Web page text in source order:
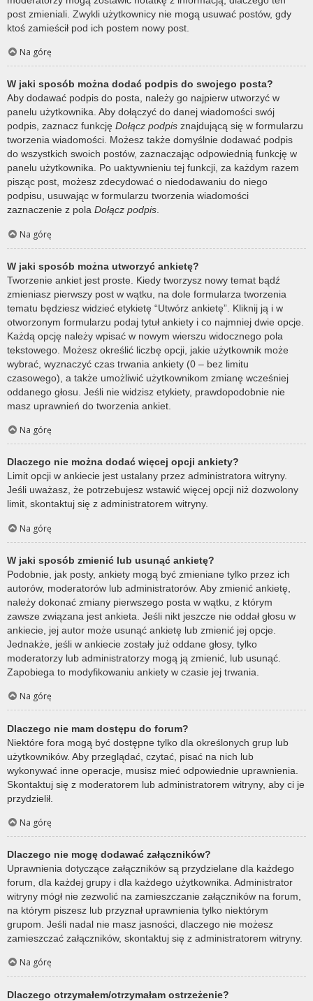
post zmieniali. Zwykli użytkownicy nie mogą usuwać postów, gdy
ktoś zamieścił pod ich postem nowy post.
Na górę
W jaki sposób można dodać podpis do swojego posta?
Aby dodawać podpis do posta, należy go najpierw utworzyć w
panelu użytkownika. Aby dołączyć do danej wiadomości swój
podpis, zaznacz funkcję Dołącz podpis znajdującą się w formularzu
tworzenia wiadomości. Możesz także domyślnie dodawać podpis
do wszystkich swoich postów, zaznaczając odpowiednią funkcję w
panelu użytkownika. Po uaktywnieniu tej funkcji, za każdym razem
pisząc post, możesz zdecydować o niedodawaniu do niego
podpisu, usuwając w formularzu tworzenia wiadomości
zaznaczenie z pola Dołącz podpis.
Na górę
W jaki sposób można utworzyć ankietę?
Tworzenie ankiet jest proste. Kiedy tworzysz nowy temat bądź
zmieniasz pierwszy post w wątku, na dole formularza tworzenia
tematu będziesz widzieć etykietę “Utwórz ankietę”. Kliknij ją i w
otworzonym formularzu podaj tytuł ankiety i co najmniej dwie opcje.
Każdą opcję należy wpisać w nowym wierszu widocznego pola
tekstowego. Możesz określić liczbę opcji, jakie użytkownik może
wybrać, wyznaczyć czas trwania ankiety (0 – bez limitu
czasowego), a także umożliwić użytkownikom zmianę wcześniej
oddanego głosu. Jeśli nie widzisz etykiety, prawdopodobnie nie
masz uprawnień do tworzenia ankiet.
Na górę
Dlaczego nie można dodać więcej opcji ankiety?
Limit opcji w ankiecie jest ustalany przez administratora witryny.
Jeśli uważasz, że potrzebujesz wstawić więcej opcji niż dozwolony
limit, skontaktuj się z administratorem witryny.
Na górę
W jaki sposób zmienić lub usunąć ankietę?
Podobnie, jak posty, ankiety mogą być zmieniane tylko przez ich
autorów, moderatorów lub administratorów. Aby zmienić ankietę,
należy dokonać zmiany pierwszego posta w wątku, z którym
zawsze związana jest ankieta. Jeśli nikt jeszcze nie oddał głosu w
ankiecie, jej autor może usunąć ankietę lub zmienić jej opcje.
Jednakże, jeśli w ankiecie zostały już oddane głosy, tylko
moderatorzy lub administratorzy mogą ją zmienić, lub usunąć.
Zapobiega to modyfikowaniu ankiety w czasie jej trwania.
Na górę
Dlaczego nie mam dostępu do forum?
Niektóre fora mogą być dostępne tylko dla określonych grup lub
użytkowników. Aby przeglądać, czytać, pisać na nich lub
wykonywać inne operacje, musisz mieć odpowiednie uprawnienia.
Skontaktuj się z moderatorem lub administratorem witryny, aby ci je
przydzielił.
Na górę
Dlaczego nie mogę dodawać załączników?
Uprawnienia dotyczące załączników są przydzielane dla każdego
forum, dla każdej grupy i dla każdego użytkownika. Administrator
witryny mógł nie zezwolić na zamieszczanie załączników na forum,
na którym piszesz lub przyznał uprawnienia tylko niektórym
grupom. Jeśli nadal nie masz jasności, dlaczego nie możesz
zamieszczać załączników, skontaktuj się z administratorem witryny.
Na górę
Dlaczego otrzymałem/otrzymałam ostrzeżenie?